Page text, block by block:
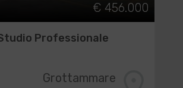
€ 456.000
Professionale
Grottammare